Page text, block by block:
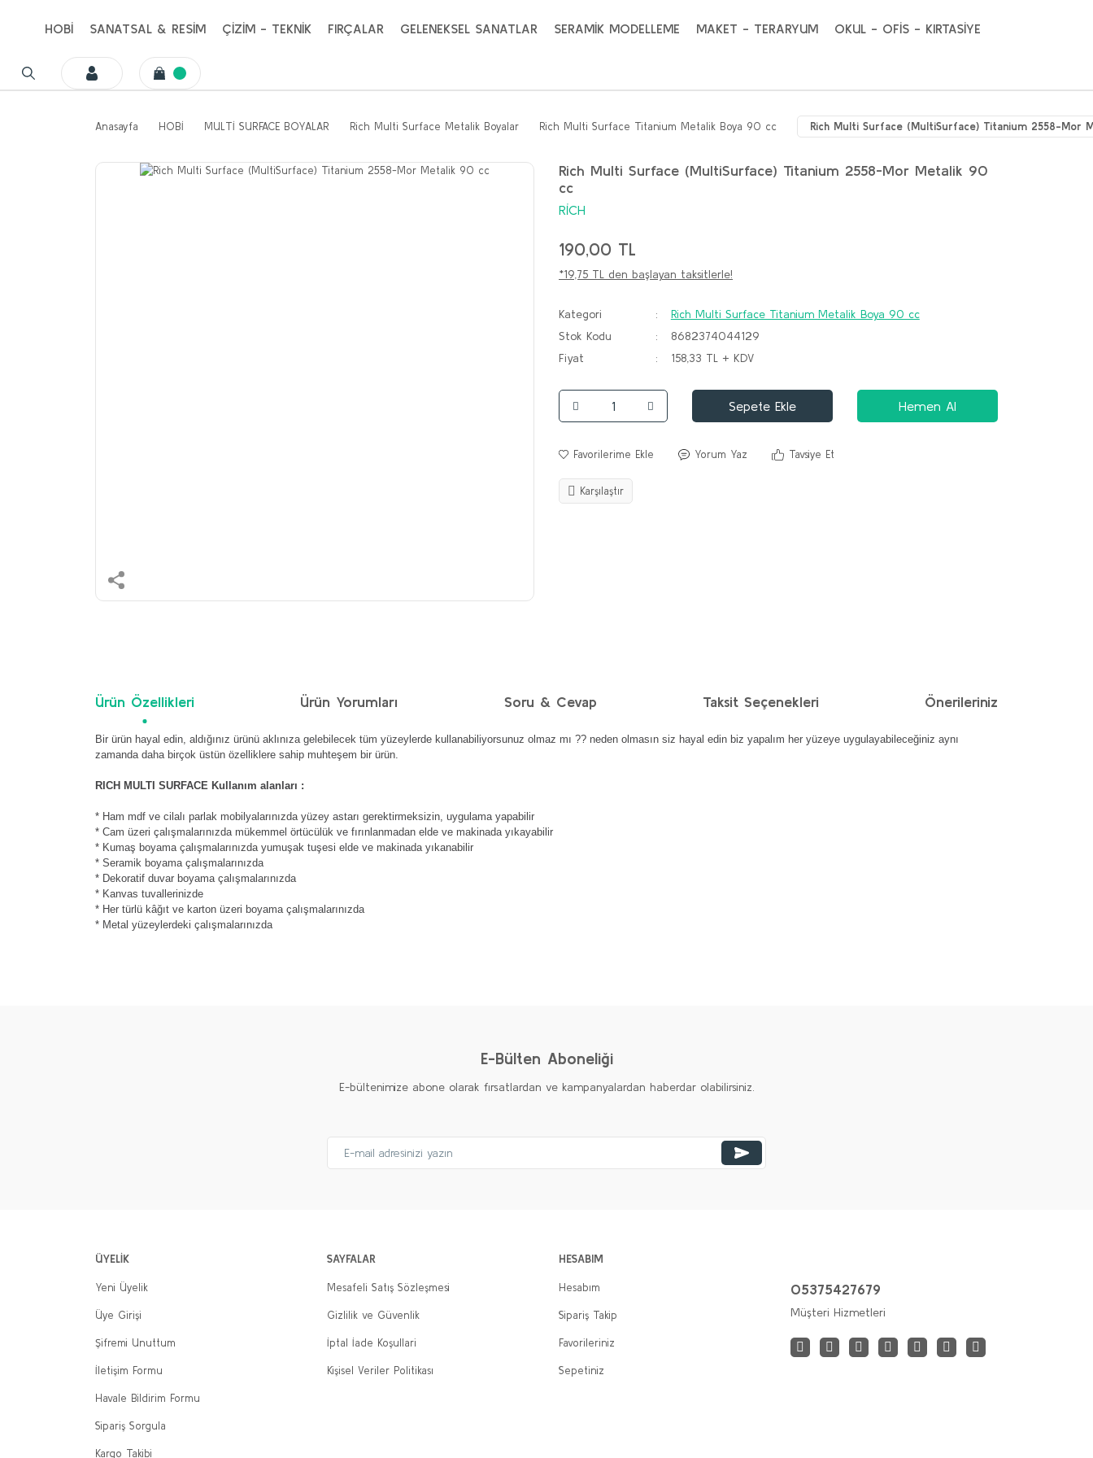
HOBİ SANATSAL & RESİM ÇİZİM - TEKNİK FIRÇALAR GELENEKSEL SANATLAR SERAMİK MODELLEME MAKET - TERARYUM OKUL - OFİS - KIRTASİYE
Anasayfa HOBİ MULTİ SURFACE BOYALAR Rich Multi Surface Metalik Boyalar Rich Multi Surface Titanium Metalik Boya 90 cc Rich Multi Surface (MultiSurface) Titanium 2558-Mor
Rich Multi Surface (MultiSurface) Titanium 2558-Mor Metalik 90
cc
RİCH
190,00 TL
*19,75 TL den başlayan taksitlerle!
Kategori
Rich Multi Surface Titanium Metalik Boya 90 cc
Stok Kodu
8682374044129
Fiyat
158,33 TL + KDV
Sepete Ekle Hemen Al
Yorum Yaz Tavsiye Et
Karşılaştır
Ürün Özellikleri Ürün Yorumları Soru & Cevap Taksit Seçenekleri Önerileriniz
Bir ürün hayal edin, aldığınız ürünü aklınıza gelebilecek tüm yüzeylerde kullanabiliyorsunuz olmaz mı ?? neden olmasın siz hayal edin biz yapalım her yüzeye uygulayabileceğiniz aynı
zamanda daha birçok üstün özelliklere sahip muhteşem bir ürün.
RICH MULTI SURFACE Kullanım alanları :
* Ham mdf ve cilalı parlak mobilyalarınızda yüzey astarı gerektirmeksizin, uygulama yapabilir
* Cam üzeri çalışmalarınızda mükemmel örtücülük ve fırınlanmadan elde ve makinada yıkayabilir
* Kumaş boyama çalışmalarınızda yumuşak tuşesi elde ve makinada yıkanabilir
* Seramik boyama çalışmalarınızda
* Dekoratif duvar boyama çalışmalarınızda
* Kanvas tuvallerinizde
* Her türlü kâğıt ve karton üzeri boyama çalışmalarınızda
* Metal yüzeylerdeki çalışmalarınızda
E-Bülten Aboneliği
E-bültenimize abone olarak fırsatlardan ve kampanyalardan haberdar olabilirsiniz.
ÜYELİK
Yeni Üyelik
Üye Girişi
Şifremi Unuttum
İletişim Formu
Havale Bildirim Formu
Sipariş Sorgula
Kargo Takibi
SAYFALAR
Mesafeli Satış Sözleşmesi
Gizlilik ve Güvenlik
İptal İade Koşullari
Kişisel Veriler Politikası
HESABIM
Hesabım
Sipariş Takip
Favorileriniz
Sepetiniz
05375427679
Müşteri Hizmetleri